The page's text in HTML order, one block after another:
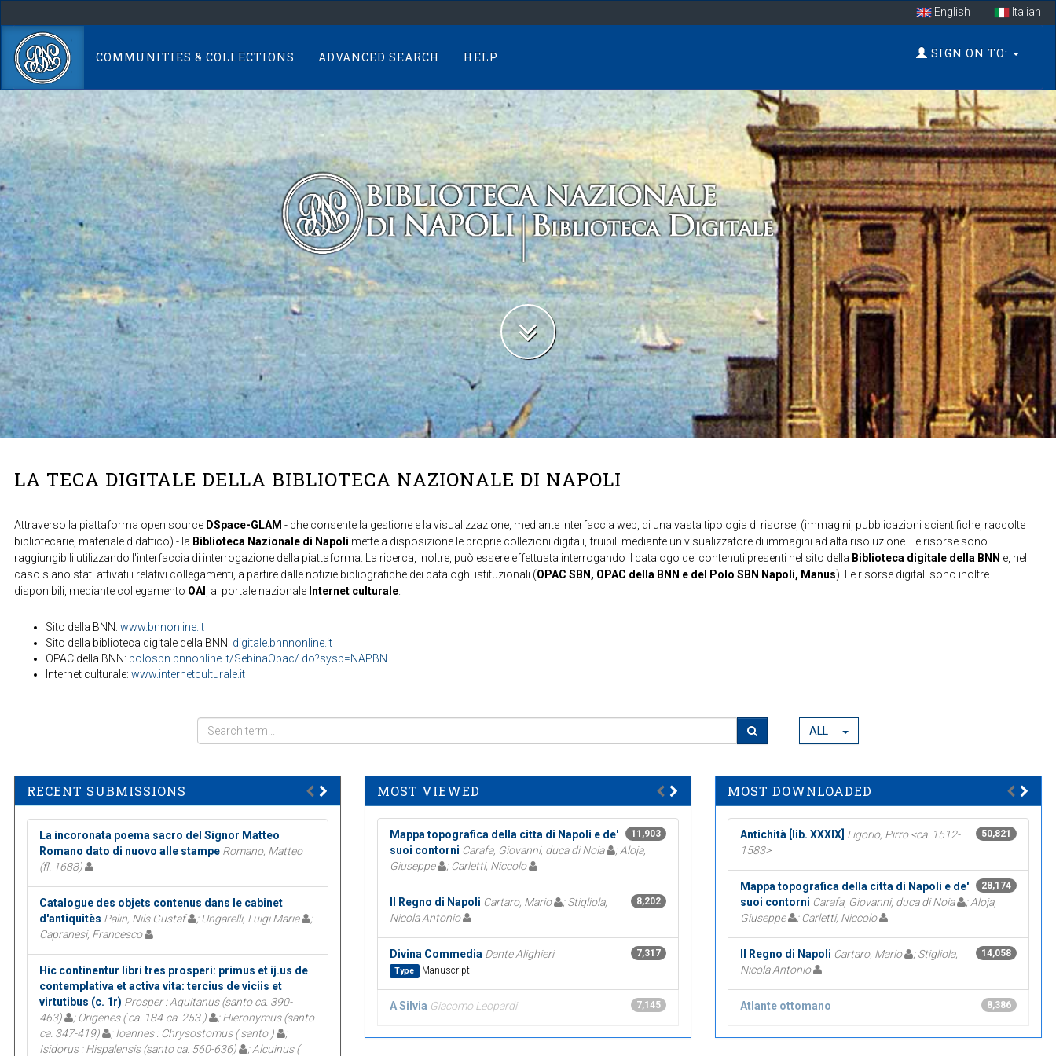
navigation
English Italian
COMMUNITIES & COLLECTIONS ADVANCED SEARCH HELP SIGN ON TO:
LA TECA DIGITALE DELLA BIBLIOTECA NAZIONALE DI NAPOLI
Attraverso la piattaforma open source DSpace-GLAM - che consente la gestione e la visualizzazione, mediante interfaccia web, di una vasta tipologia di risorse, (immagini, pubblicazioni scientifiche, raccolte
bibliotecarie, materiale didattico) - la Biblioteca Nazionale di Napoli mette a disposizione le proprie collezioni digitali, fruibili mediante un visualizzatore di immagini ad alta risoluzione. Le risorse sono
raggiungibili utilizzando l'interfaccia di interrogazione della piattaforma. La ricerca, inoltre, può essere effettuata interrogando il catalogo dei contenuti presenti nel sito della Biblioteca digitale della BNN e, nel
caso siano stati attivati i relativi collegamenti, a partire dalle notizie bibliografiche dei cataloghi istituzionali (OPAC SBN, OPAC della BNN e del Polo SBN Napoli, Manus). Le risorse digitali sono inoltre
disponibili, mediante collegamento OAI , al portale nazionale Internet culturale.
Sito della BNN: www.bnnonline.it
Sito della biblioteca digitale della BNN: digitale.bnnnonline.it
OPAC della BNN: polosbn.bnnonline.it/SebinaOpac/.do?sysb=NAPBN
Internet culturale: www.internetculturale.it
ALL
RECENT SUBMISSIONS
La incoronata poema sacro del Signor Matteo
Romano dato di nuovo alle stampe Romano, Matteo
(fl. 1688)
Catalogue des objets contenus dans le cabinet
d'antiquitès Palin, Nils Gustaf ; Ungarelli, Luigi Maria
;
Capranesi, Francesco
Hic continentur libri tres prosperi: primus et ij.us de
contemplativa et activa vita: tercius de viciis et
virtutibus (c. 1r) Prosper : Aquitanus (santo ca. 390-
463)
; Origenes ( ca. 184-ca. 253 )
; Hieronymus (santo
ca. 347-419)
; Ioannes : Chrysostomus ( santo )
;
Isidorus : Hispalensis (santo ca. 560-636)
; Alcuinus (
MOST VIEWED
11,903
Mappa topografica della citta di Napoli e de'
suoi contorni Carafa, Giovanni, duca di Noia
; Aloja,
Giuseppe
; Carletti, Niccolo
8,202
Il Regno di Napoli Cartaro, Mario
; Stigliola,
Nicola Antonio
7,317
Divina Commedia Dante Alighieri
Type Manuscript
7,145
A Silvia Giacomo Leopardi
MOST DOWNLOADED
50,821
Antichità [lib. XXXIX] Ligorio, Pirro <ca. 1512-
1583>
28,174
Mappa topografica della citta di Napoli e de'
suoi contorni Carafa, Giovanni, duca di Noia
; Aloja,
Giuseppe
; Carletti, Niccolo
14,058
Il Regno di Napoli Cartaro, Mario
; Stigliola,
Nicola Antonio
8,386
Atlante ottomano